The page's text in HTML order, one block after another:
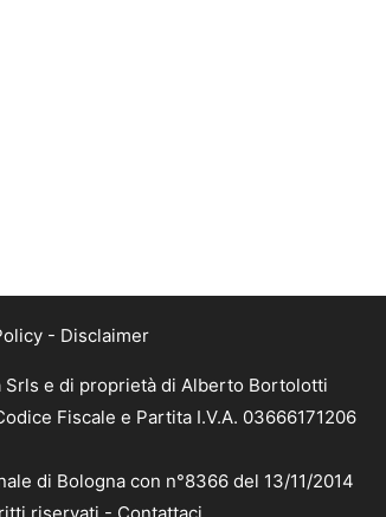
- Disclaimer
e di proprietà di Alberto Bortolotti
Fiscale e Partita I.V.A. 03666171206
di Bologna con n°8366 del 13/11/2014